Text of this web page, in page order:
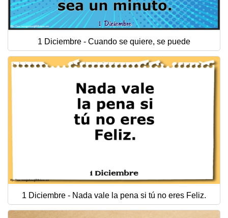
1 Diciembre - Cuando se quiere, se puede
1 Diciembre - Nada vale la pena si tú no eres Feliz.